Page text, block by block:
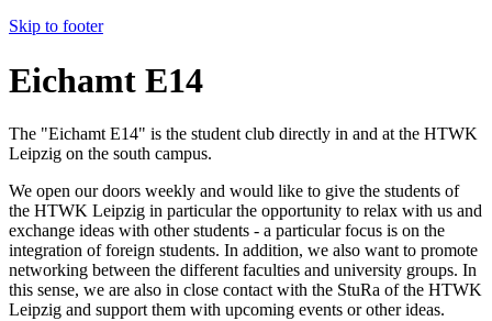
Skip to footer
Eichamt E14
The "Eichamt E14" is the student club directly in and at the HTWK
Leipzig on the south campus.
We open our doors weekly and would like to give the students of
the HTWK Leipzig in particular the opportunity to relax with us and
exchange ideas with other students - a particular focus is on the
integration of foreign students. In addition, we also want to promote
networking between the different faculties and university groups. In
this sense, we are also in close contact with the StuRa of the HTWK
Leipzig and support them with upcoming events or other ideas.